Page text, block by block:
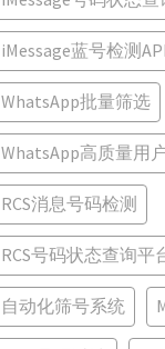
iMessage蓝号检测API
WhatsApp批量筛选
WhatsApp高质量用
RCS消息号码检测
RCS号码状态查询平
自动化筛号系统